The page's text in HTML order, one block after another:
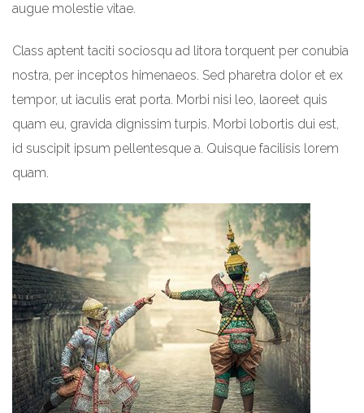
augue molestie vitae.
Class aptent taciti sociosqu ad litora torquent per conubia
nostra, per inceptos himenaeos. Sed pharetra dolor et ex
tempor, ut iaculis erat porta. Morbi nisi leo, laoreet quis
quam eu, gravida dignissim turpis. Morbi lobortis dui est,
id suscipit ipsum pellentesque a. Quisque facilisis lorem
quam.